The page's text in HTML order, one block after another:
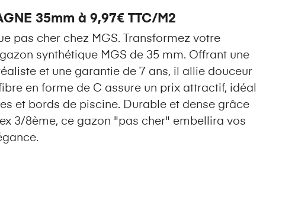
35mm à 9,97€ TTC/M2
pas cher chez MGS. Transformez votre
synthétique MGS de 35 mm. Offrant une
et une garantie de 7 ans, il allie douceur
en forme de C assure un prix attractif, idéal
et bords de piscine. Durable et dense grâce
3/8ème, ce gazon "pas cher" embellira vos